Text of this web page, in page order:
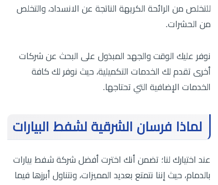
للتخلص من الرائحة الكريهة الناتجة عن الانسداد، والتخلص
من الحشرات.
نوفر عليك الوقت والجهد المبذول على البحث عن شركات
أخرى تقدم لك الخدمات التكميلية، حيث نوفر لك كافة
الخدمات الإضافية التي تحتاجها.
لماذا فرسان الشرقية لشفط البيارات
عند اختيارك لنا؛ تضمن أنك اخترت أفضل شركة شفط بيارات
بالدمام، حيث إننا نتمتع بعديد المميزات، ونتناول أبرزها فيما